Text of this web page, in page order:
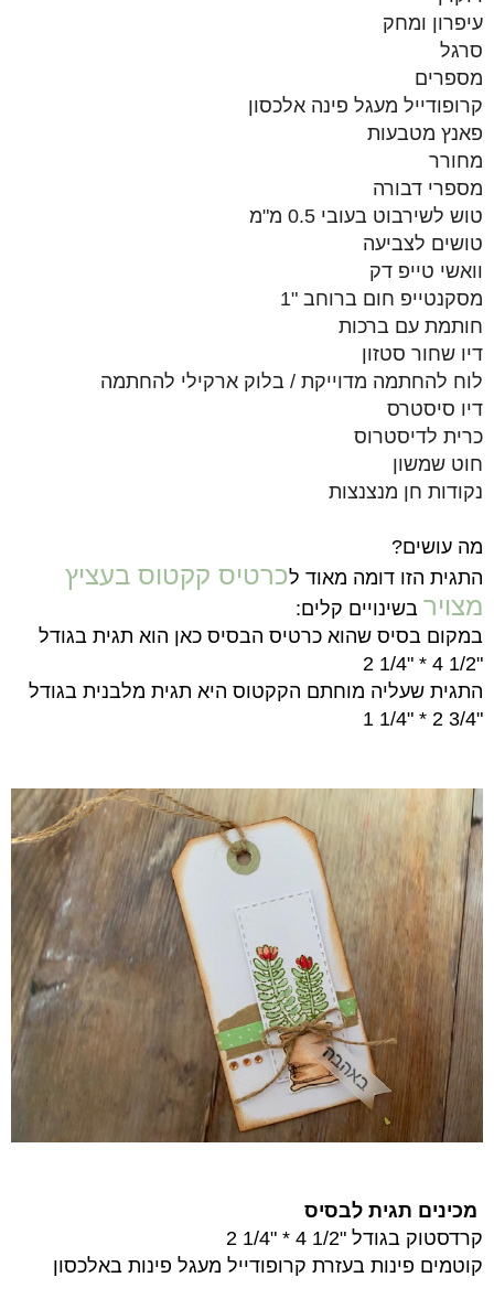
עיפרון ומחק
סרגל
מספרים
קרופודייל מעגל פינה אלכסון
פאנץ מטבעות
מחורר
מספרי דבורה
טוש לשירבוט בעובי 0.5 מ"מ
טושים לצביעה
וואשי טייפ דק
מסקנטייפ חום ברוחב "1
חותמת עם ברכות
דיו שחור סטזון
לוח להחתמה מדוייקת / בלוק ארקילי להחתמה
דיו סיסטרס
כרית לדיסטרוס
חוט שמשון
נקודות חן מנצנצות
מה עושים?
התגית הזו דומה מאוד לכרטיס קקטוס בעציץ
מצויר בשינויים קלים:
במקום בסיס שהוא כרטיס הבסיס כאן הוא תגית בגודל
"1/2 4 * "1/4 2
התגית שעליה מוחתם הקקטוס היא תגית מלבנית בגודל
"3/4 2 * "1/4 1
מכינים תגית לבסיס
קרדסטוק בגודל "1/2 4 * "1/4 2
קוטמים פינות בעזרת קרופודייל מעגל פינות באלכסון